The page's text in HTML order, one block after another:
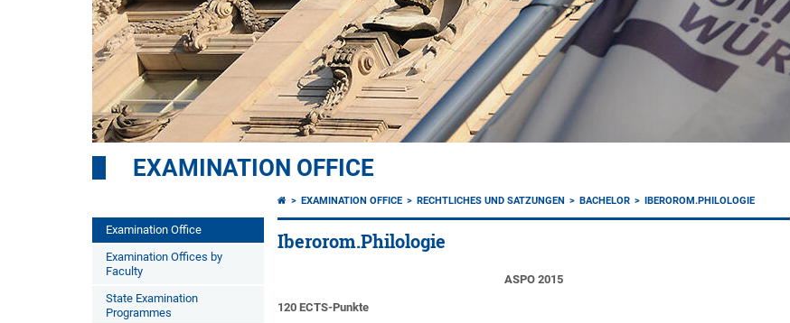
EXAMINATION OFFICE
Examination Office
Examination Offices by
Faculty
State Examination
Programmes
EXAMINATION OFFICE RECHTLICHES UND SATZUNGEN BACHELOR IBEROROM.PHILOLOGIE
Iberorom.Philologie
ASPO 2015
120 ECTS-Punkte